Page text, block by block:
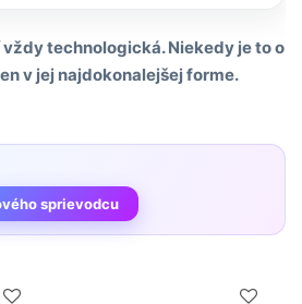
technologická. Niekedy je to o
v jej najdokonalejšej forme.
sprievodcu